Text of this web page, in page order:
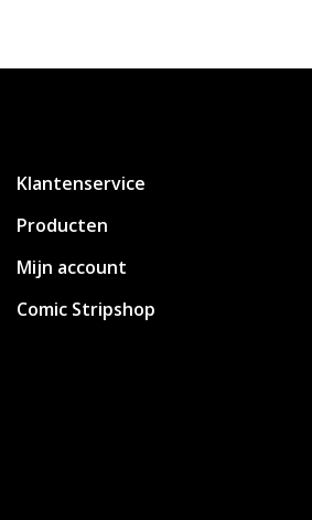
Klantenservice
Producten
Mijn account
Comic Stripshop